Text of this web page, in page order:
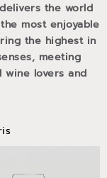
the world
most enjoyable
the highest in
meeting
wine lovers and